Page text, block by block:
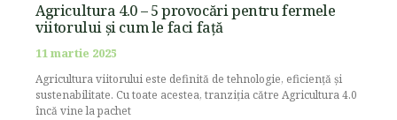
Agricultura 4.0 – 5 provocări pentru fermele
viitorului și cum le faci față
11 martie 2025
Agricultura viitorului este definită de tehnologie, eficiență și
sustenabilitate. Cu toate acestea, tranziția către Agricultura 4.0
încă vine la pachet